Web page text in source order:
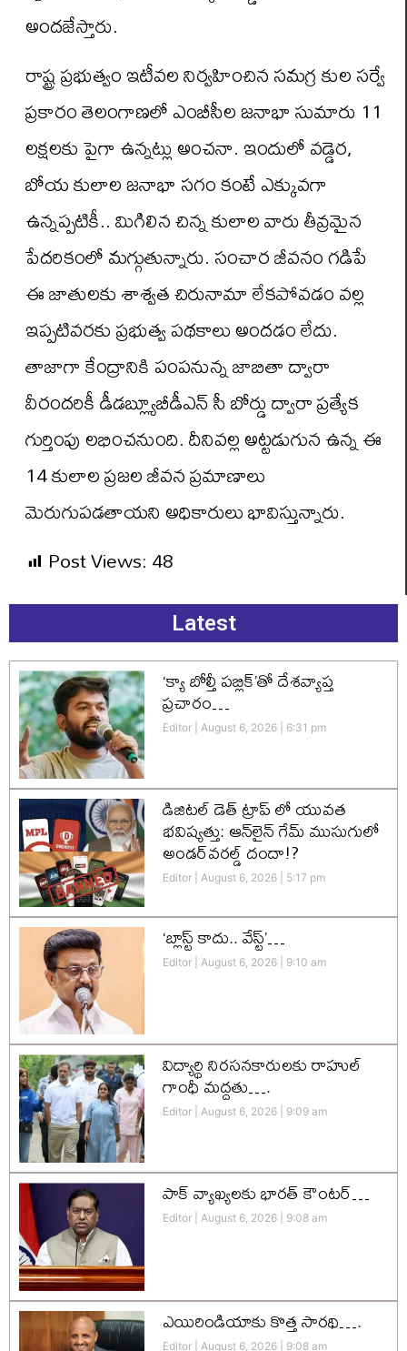
అందజేస్తారు.
రాష్ట్ర ప్రభుత్వం ఇటీవల నిర్వహించిన సమగ్ర కుల సర్వే
ప్రకారం తెలంగాణలో ఎంబీసీల జనాభా సుమారు 11
లక్షలకు పైగా ఉన్నట్లు అంచనా. ఇందులో వడ్డెర,
బోయ కులాల జనాభా సగం కంటే ఎక్కువగా
ఉన్నప్పటికీ.. మిగిలిన చిన్న కులాల వారు తీవ్రమైన
పేదరికంలో మగ్గుతున్నారు. సంచార జీవనం గడిపే
ఈ జాతులకు శాశ్వత చిరునామా లేకపోవడం వల్ల
ఇప్పటివరకు ప్రభుత్వ పథకాలు అందడం లేదు.
తాజాగా కేంద్రానికి పంపనున్న జాబితా ద్వారా
వీరందరికీ డీడబ్ల్యూబీడీఎన్ సీ బోర్డు ద్వారా ప్రత్యేక
గుర్తింపు లభించనుంది. దీనివల్ల అట్టడుగున ఉన్న ఈ
14 కులాల ప్రజల జీవన ప్రమాణాలు
మెరుగుపడతాయని అధికారులు భావిస్తున్నారు.
Post Views:48
Latest
‘క్యా బోల్తీ పబ్లిక్’తో దేశవ్యాప్త
ప్రచారం…
Editor August 6, 2026 6:31 pm
డిజిటల్ డెత్ ట్రాప్ లో యువత
భవిష్యత్తు: ఆన్‌లైన్ గేమ్ ముసుగులో
అండర్‌వరల్డ్ దందా!?
Editor August 6, 2026 5:17 pm
‘బ్లాస్ట్ కాదు.. వేస్ట్’…
Editor August 6, 2026 9:10 am
విద్యార్థి నిరసనకారులకు రాహుల్
గాంధీ మద్దతు….
Editor August 6, 2026 9:09 am
పాక్ వ్యాఖ్యలకు భారత్ కౌంటర్…
Editor August 6, 2026 9:08 am
ఎయిరిండియాకు కొత్త సారథి….
Editor August 6, 2026 9:08 am